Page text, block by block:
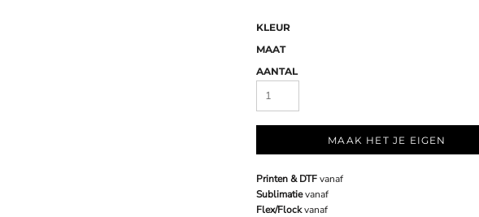
KLEUR
MAAT
AANTAL
MAAK HET JE EIGEN
Printen & DTFvanaf
Sublimatievanaf
Flex/Flockvanaf